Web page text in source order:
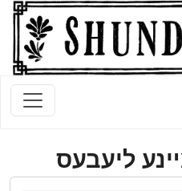
ליעבעס